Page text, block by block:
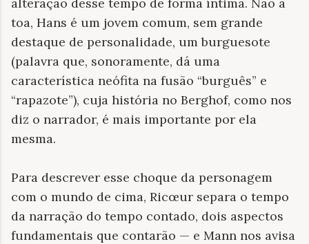
toa, Hans é um jovem comum, sem grande
destaque de personalidade, um burguesote
(palavra que, sonoramente, dá uma
característica neófita na fusão “burguês” e
“rapazote”), cuja história no Berghof, como nos
diz o narrador, é mais importante por ela
mesma.
Para descrever esse choque da personagem
com o mundo de cima, Ricœur separa o tempo
da narração do tempo contado, dois aspectos
fundamentais que contarão — e Mann nos avisa